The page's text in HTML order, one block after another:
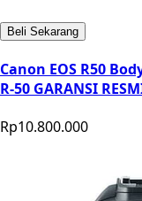
Beli Sekarang
Canon EOS R50
R-50 GARANSI
Rp10.800.000